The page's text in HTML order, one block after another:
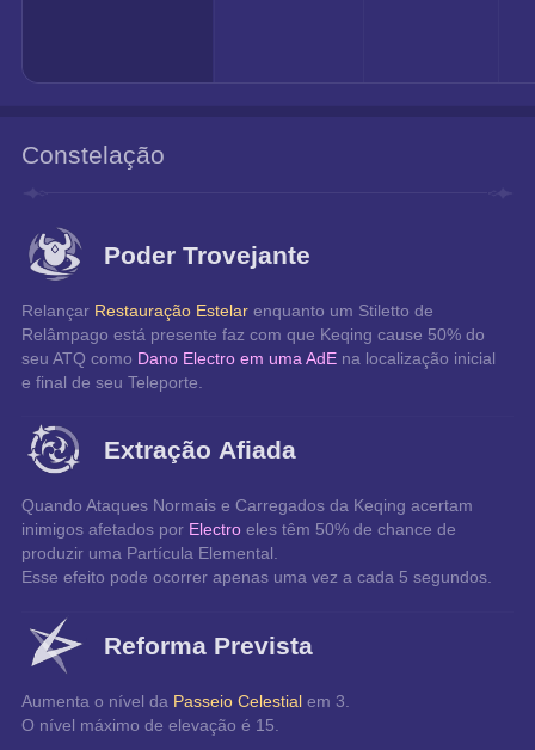
Constelação
Poder Trovejante
Relançar Restauração Estelar enquanto um Stiletto de
Relâmpago está presente faz com que Keqing cause 50% do
seu ATQ como Dano Electro em uma AdE na localização inicial
e final de seu Teleporte.
Extração Afiada
Quando Ataques Normais e Carregados da Keqing acertam
inimigos afetados por Electro eles têm 50% de chance de
produzir uma Partícula Elemental.
Esse efeito pode ocorrer apenas uma vez a cada 5 segundos.
Reforma Prevista
Aumenta o nível da Passeio Celestial em 3.
O nível máximo de elevação é 15.